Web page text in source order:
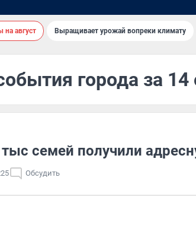
август Выращивает урожай вопреки климату
города за 14
тыс семей получили
Обсудить